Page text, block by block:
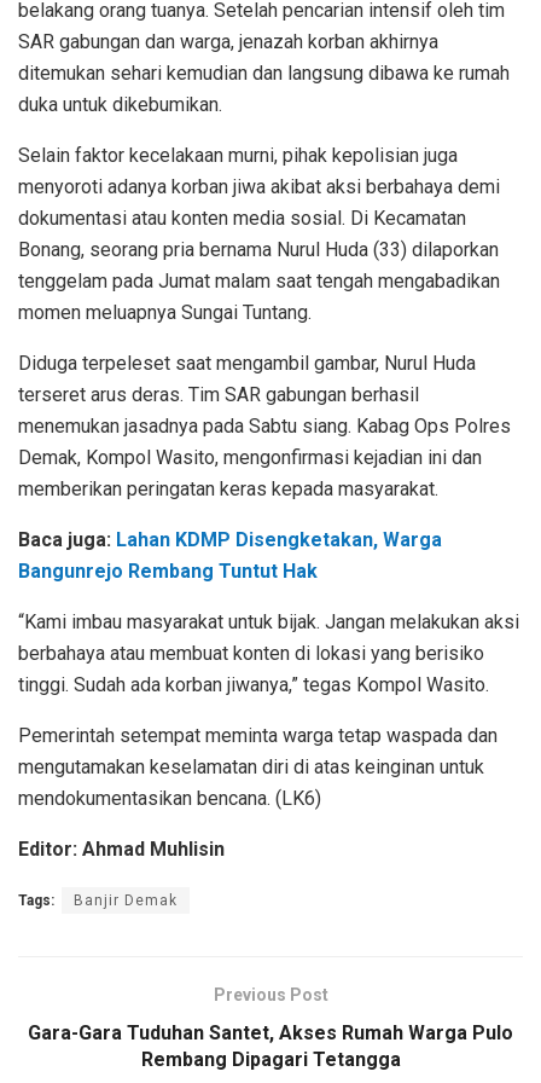
belakang orang tuanya. Setelah pencarian intensif oleh tim
SAR gabungan dan warga, jenazah korban akhirnya
ditemukan sehari kemudian dan langsung dibawa ke rumah
duka untuk dikebumikan.
Selain faktor kecelakaan murni, pihak kepolisian juga
menyoroti adanya korban jiwa akibat aksi berbahaya demi
dokumentasi atau konten media sosial. Di Kecamatan
Bonang, seorang pria bernama Nurul Huda (33) dilaporkan
tenggelam pada Jumat malam saat tengah mengabadikan
momen meluapnya Sungai Tuntang.
Diduga terpeleset saat mengambil gambar, Nurul Huda
terseret arus deras. Tim SAR gabungan berhasil
menemukan jasadnya pada Sabtu siang. Kabag Ops Polres
Demak, Kompol Wasito, mengonfirmasi kejadian ini dan
memberikan peringatan keras kepada masyarakat.
Baca juga: Lahan KDMP Disengketakan, Warga
Bangunrejo Rembang Tuntut Hak
“Kami imbau masyarakat untuk bijak. Jangan melakukan aksi
berbahaya atau membuat konten di lokasi yang berisiko
tinggi. Sudah ada korban jiwanya,” tegas Kompol Wasito.
Pemerintah setempat meminta warga tetap waspada dan
mengutamakan keselamatan diri di atas keinginan untuk
mendokumentasikan bencana. (LK6)
Editor: Ahmad Muhlisin
Tags: Banjir Demak
Previous Post
Gara-Gara Tuduhan Santet, Akses Rumah Warga Pulo
Rembang Dipagari Tetangga